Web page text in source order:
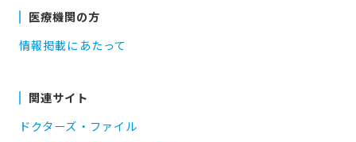
医療機関の方
情報掲載にあたって
関連サイト
ドクターズ・ファイル